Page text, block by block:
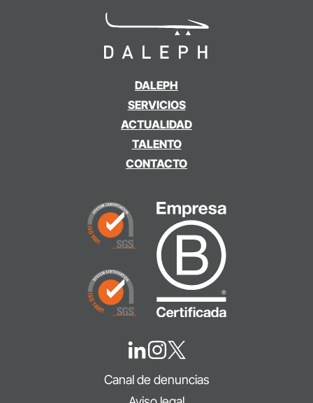
DALEPH
SERVICIOS
ACTUALIDAD
TALENTO
CONTACTO
Canal de denuncias